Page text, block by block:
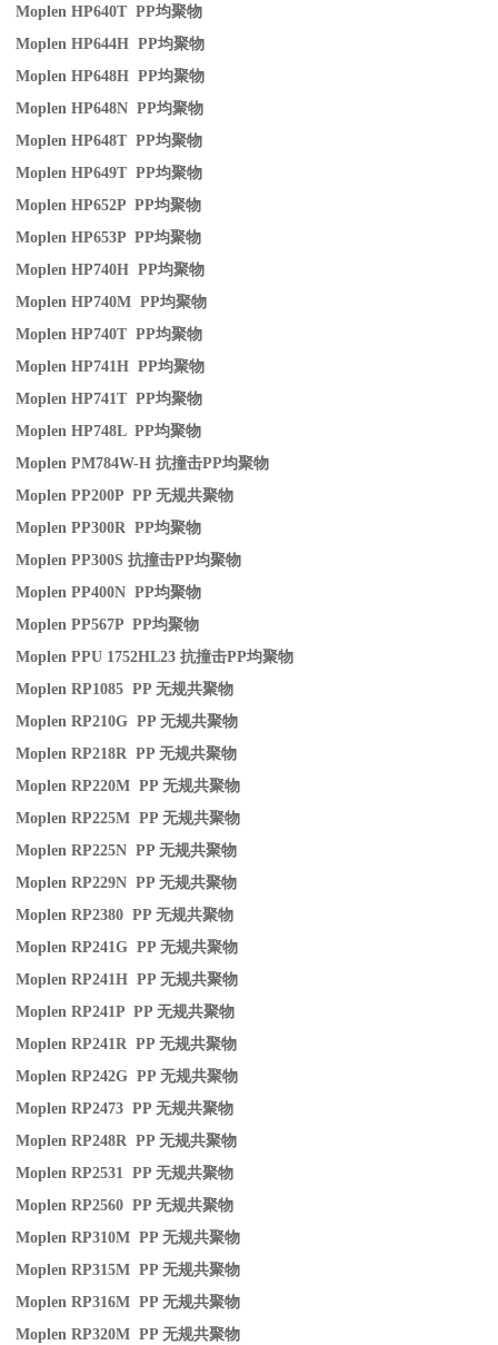
Moplen HP640T PP均聚物
Moplen HP644H PP均聚物
Moplen HP648H PP均聚物
Moplen HP648N PP均聚物
Moplen HP648T PP均聚物
Moplen HP649T PP均聚物
Moplen HP652P PP均聚物
Moplen HP653P PP均聚物
Moplen HP740H PP均聚物
Moplen HP740M PP均聚物
Moplen HP740T PP均聚物
Moplen HP741H PP均聚物
Moplen HP741T PP均聚物
Moplen HP748L PP均聚物
Moplen PM784W-H抗撞击PP均聚物
Moplen PP200P PP无规共聚物
Moplen PP300R PP均聚物
Moplen PP300S抗撞击PP均聚物
Moplen PP400N PP均聚物
Moplen PP567P PP均聚物
Moplen PPU 1752HL23抗撞击PP均聚物
Moplen RP1085 PP无规共聚物
Moplen RP210G PP无规共聚物
Moplen RP218R PP无规共聚物
Moplen RP220M PP无规共聚物
Moplen RP225M PP无规共聚物
Moplen RP225N PP无规共聚物
Moplen RP229N PP无规共聚物
Moplen RP2380 PP无规共聚物
Moplen RP241G PP无规共聚物
Moplen RP241H PP无规共聚物
Moplen RP241P PP无规共聚物
Moplen RP241R PP无规共聚物
Moplen RP242G PP无规共聚物
Moplen RP2473 PP无规共聚物
Moplen RP248R PP无规共聚物
Moplen RP2531 PP无规共聚物
Moplen RP2560 PP无规共聚物
Moplen RP310M PP无规共聚物
Moplen RP315M PP无规共聚物
Moplen RP316M PP无规共聚物
Moplen RP320M PP无规共聚物